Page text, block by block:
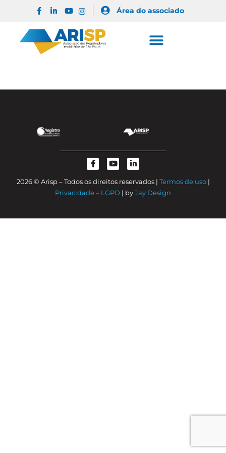
Área do associado
2026 © Arisp – Todos os direitos reservados | Termos de uso|
Privacidade – LGPD | byJay Design